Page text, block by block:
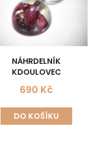
NÁHRDELNÍK
KDOULOVEC
690 Kč
DO KOŠÍKU